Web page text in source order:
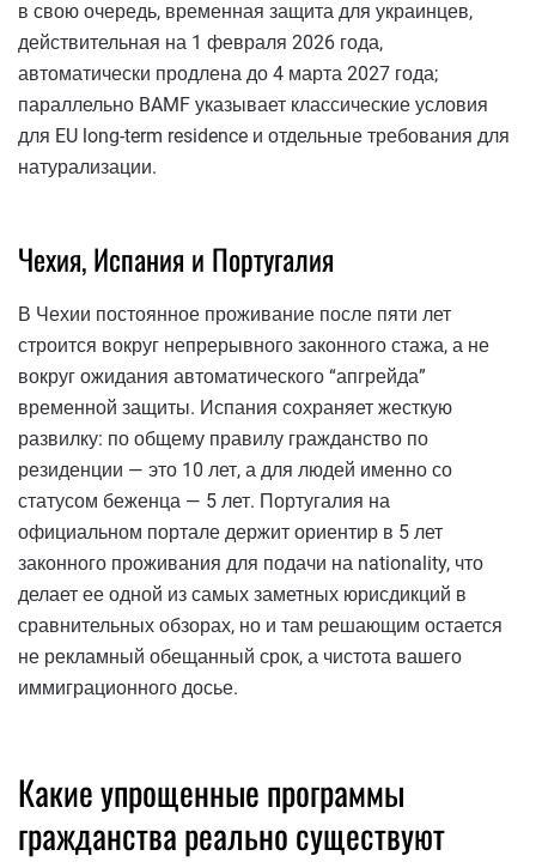
в свою очередь, временная защита для украинцев,
действительная на 1 февраля 2026 года,
автоматически продлена до 4 марта 2027 года;
параллельно BAMF указывает классические условия
для EU long-term residence и отдельные требования для
натурализации.
Чехия, Испания и Португалия
В Чехии постоянное проживание после пяти лет
строится вокруг непрерывного законного стажа, а не
вокруг ожидания автоматического “апгрейда”
временной защиты. Испания сохраняет жесткую
развилку: по общему правилу гражданство по
резиденции — это 10 лет, а для людей именно со
статусом беженца — 5 лет. Португалия на
официальном портале держит ориентир в 5 лет
законного проживания для подачи на nationality, что
делает ее одной из самых заметных юрисдикций в
сравнительных обзорах, но и там решающим остается
не рекламный обещанный срок, а чистота вашего
иммиграционного досье.
Какие упрощенные программы
гражданства реально существуют